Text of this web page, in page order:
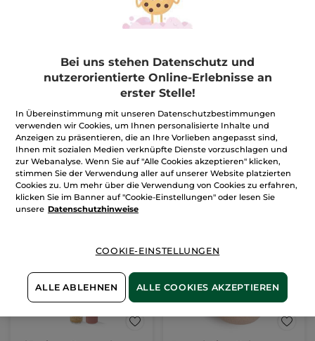
FARBE WÄHLEN
FARBE WÄHLEN
Bei uns stehen Datenschutz und
nutzerorientierte Online-Erlebnisse an
erster Stelle!
In Übereinstimmung mit unseren Datenschutzbestimmungen
verwenden wir Cookies, um Ihnen personalisierte Inhalte und
Anzeigen zu präsentieren, die an Ihre Vorlieben angepasst sind,
Ihnen mit sozialen Medien verknüpfte Dienste vorzuschlagen und
zur Webanalyse. Wenn Sie auf "Alle Cookies akzeptieren" klicken,
stimmen Sie der Verwendung aller auf unserer Website platzierten
Cookies zu. Um mehr über die Verwendung von Cookies zu erfahren,
klicken Sie im Banner auf "Cookie-Einstellungen" oder lesen Sie
unsere Datenschutzhinweise
COOKIE-EINSTELLUNGEN
ALLE ABLEHNEN ALLE COOKIES AKZEPTIEREN